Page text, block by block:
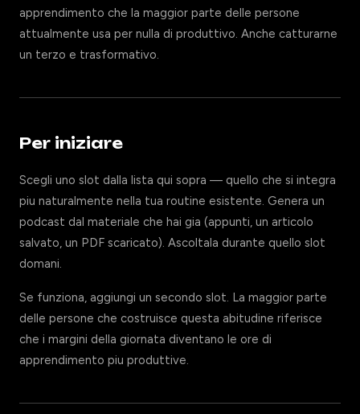
apprendimento che la maggior parte delle persone
attualmente usa per nulla di produttivo. Anche catturarne
un terzo e trasformativo.
Per iniziare
Scegli uno slot dalla lista qui sopra — quello che si integra
piu naturalmente nella tua routine esistente. Genera un
podcast dal materiale che hai gia (appunti, un articolo
salvato, un PDF scaricato). Ascoltala durante quello slot
domani.
Se funziona, aggiungi un secondo slot. La maggior parte
delle persone che costruisce questa abitudine riferisce
che i margini della giornata diventano le ore di
apprendimento piu produttive.